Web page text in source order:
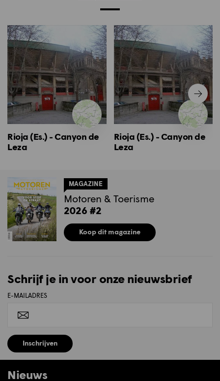
Rioja (Es.) - Canyon de
Leza
Rioja (Es.) - Canyon de
Leza
MAGAZINE
Motoren & Toerisme
2026 #2
Koop dit magazine
Schrijf je in voor onze nieuwsbrief
E-MAILADRES
Inschrijven
Nieuws